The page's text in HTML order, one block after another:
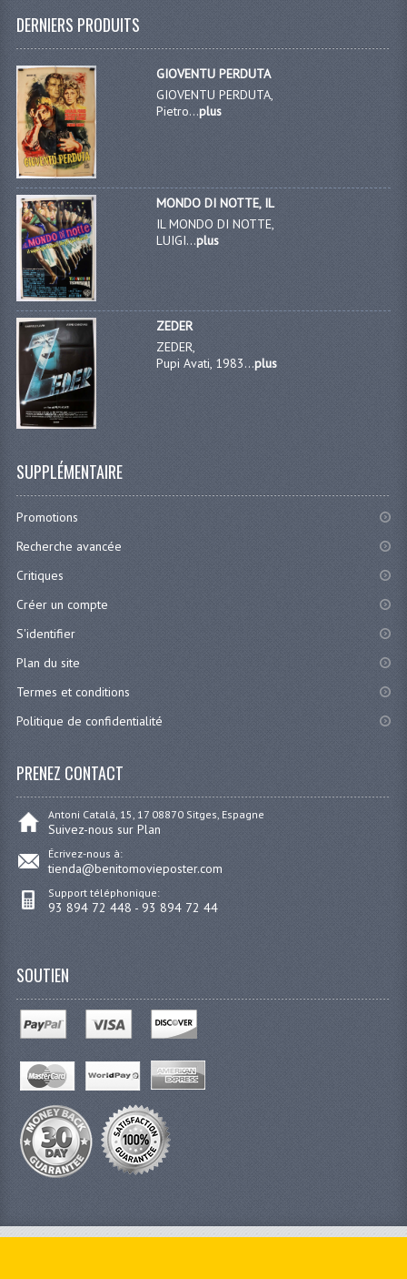
DERNIERS PRODUITS
GIOVENTU PERDUTA
GIOVENTU PERDUTA,
Pietro...plus
MONDO DI NOTTE, IL
IL MONDO DI NOTTE,
LUIGI...plus
ZEDER
ZEDER,
Pupi Avati, 1983...plus
SUPPLÉMENTAIRE
Promotions
Recherche avancée
Critiques
Créer un compte
S'identifier
Plan du site
Termes et conditions
Politique de confidentialité
PRENEZ CONTACT
Antoni Catalá, 15, 17 08870 Sitges, Espagne
Suivez-nous sur Plan
Écrivez-nous à:
tienda@benitomovieposter.com
Support téléphonique:
93 894 72 448 - 93 894 72 44
SOUTIEN